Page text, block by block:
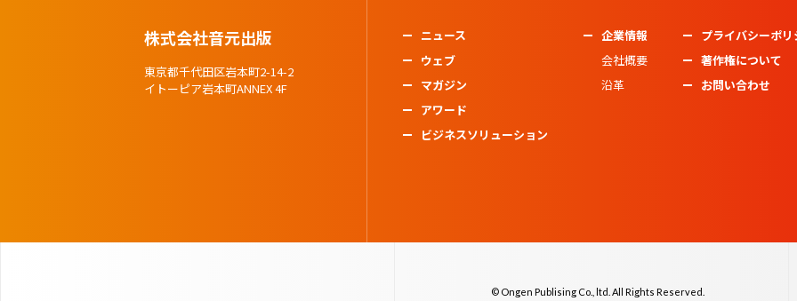
株式会社音元出版
東京都千代田区岩本町2-14-2
イトーピア岩本町ANNEX 4F
ニュース
ウェブ
マガジン
アワード
ビジネスソリューション
企業情報
会社概要
沿革
プライバシーポリ
著作権について
お問い合わせ
© Ongen Publising Co., ltd. All Rights Reserved.